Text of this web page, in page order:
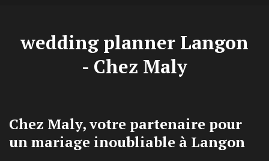
wedding planner Langon
- Chez Maly
Chez Maly, votre partenaire pour
un mariage inoubliable à Langon